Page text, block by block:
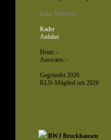
keine Webseite
Kader
Anfahrt
Heim: -
Auswärts: -
Gegründet 2026
KLN-Mitglied seit 2026
BWJ Bruckhausen